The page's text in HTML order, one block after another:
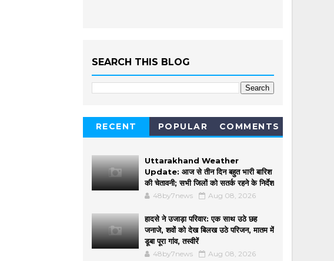
SEARCH THIS BLOG
RECENT POPULAR COMMENTS
Uttarakhand Weather
Update: आज से तीन दिन बहुत भारी बारिश
की चेतावनी; सभी जिलों को सतर्क रहने के निर्देश
48by7news Aug 08, 2026
हादसे ने उजाड़ा परिवार: एक साथ उठे छह
जनाजे, शवों को देख बिलख उठे परिजन, मातम में
डूबा पूरा गांव, तस्वीरें
48by7news Aug 08, 2026